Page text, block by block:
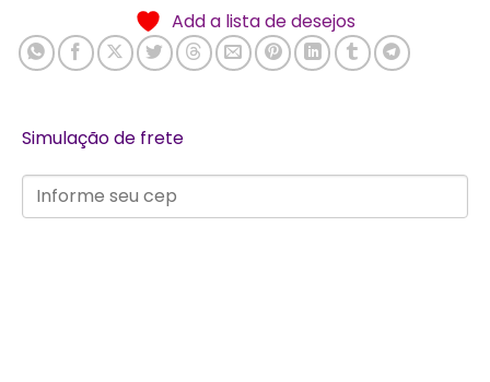
Add a lista de desejos
Simulação de frete